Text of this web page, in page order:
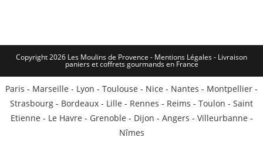
Copyright 2026 Les Moulins de Provence - Mentions Légales - Livraison
paniers et coffrets gourmands en France
Paris - Marseille - Lyon - Toulouse - Nice - Nantes - Montpellier -
Strasbourg - Bordeaux - Lille - Rennes - Reims - Toulon - Saint
Etienne - Le Havre - Grenoble - Dijon - Angers - Villeurbanne -
Nîmes